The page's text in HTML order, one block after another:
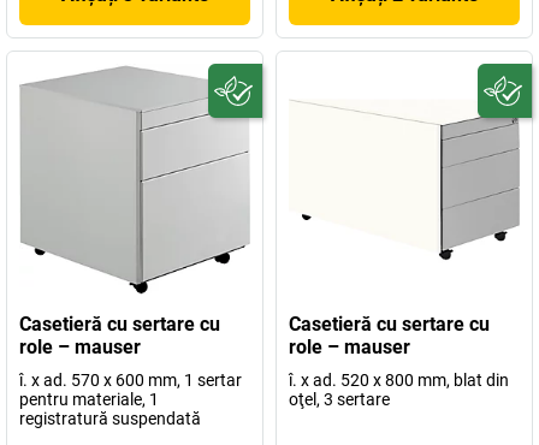
Casetieră cu sertare cu
role – mauser
î. x ad. 570 x 600 mm, 1 sertar
pentru materiale, 1
registratură suspendată
Casetieră cu sertare cu
role – mauser
î. x ad. 520 x 800 mm, blat din
oţel, 3 sertare